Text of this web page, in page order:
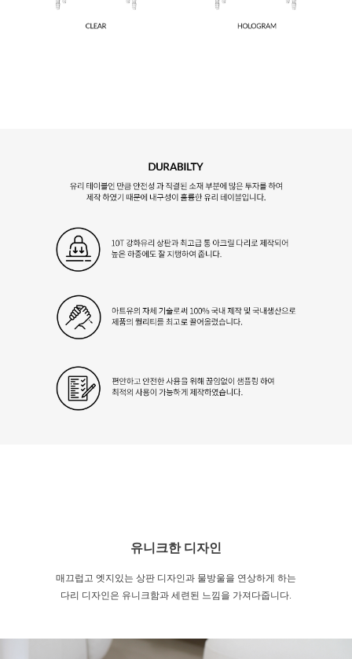
유니크한 디자인
매끄럽고 엣지있는 상판 디자인과 물방울을 연상하게 하는
다리 디자인은 유니크함과 세련된 느낌을 가져다줍니다.